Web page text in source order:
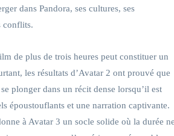
dans Pandora, ses cultures, ses
conflits.
de plus de trois heures peut constituer un
les résultats d’Avatar 2 ont prouvé que
plonger dans un récit dense lorsqu’il est
époustouflants et une narration captivante.
à Avatar 3 un socle solide où la durée